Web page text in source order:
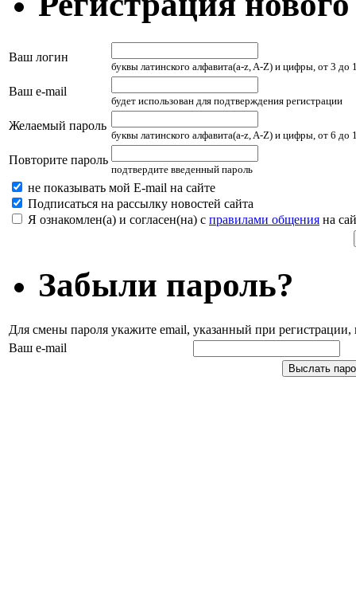
Ваш логин
буквы латинского алфавита(a-z, A-Z) и цифры, от 3 до
Ваш e-mail
будет использован для подтверждения регистрации
Желаемый пароль
буквы латинского алфавита(a-z, A-Z) и цифры, от 6 до
Повторите пароль
подтвердите введенный пароль
не показывать мой E-mail на сайте
Подписаться на рассылку новостей сайта
Я ознакомлен(а) и согласен(на) с правилами общения на
Забыли пароль?
Для смены пароля укажите email, указанный при
Ваш e-mail